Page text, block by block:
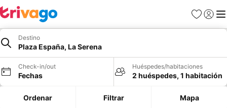
Favoritos
Iniciar
Destino
Plaza España, La Serena
Check-in/out
Fechas
Huéspedes/habitaciones
2 huéspedes, 1 habitación
Ordenar Filtrar Mapa